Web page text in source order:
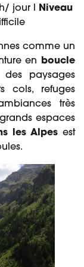
jour l Niveau
comme un
en boucle
paysages
cols, refuges
très
espaces
les Alpes est